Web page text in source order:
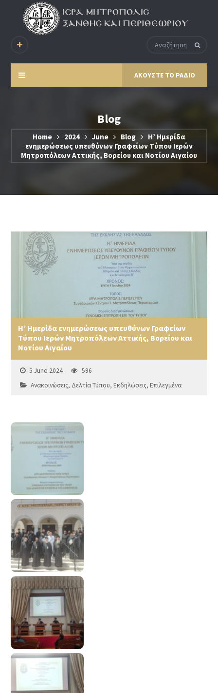
ΑΚΟΥΣΤΕ ΤΟ ΡΑΔΙΟ
Blog
Home 2024 June Blog
Η’ Ημερίδα
ενημερώσεως υπευθύνων Γραφείων Τύπου Ιερών
Μητροπόλεων Αττικής, Βορείου και Νοτίου Αιγαίου
Η’ Ημερίδα ενημερώσεως υπευθύνων Γραφείων
Τύπου Ιερών Μητροπόλεων Αττικής, Βορείου και
Νοτίου Αιγαίου
5 June 2024
596
Ανακοινώσεις, Δελτία Τύπου,Εκδηλώσεις,Επιλεγμένα